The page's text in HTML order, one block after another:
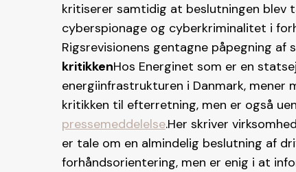
kritiserer samtidig at beslutningen blev
cyberspionage og cyberkriminalitet i
Rigsrevisionens gentagne påpegning af
kritikkenHos Energinet som er en
energiinfrastrukturen i Danmark, mener
kritikken til efterretning, men er også
pressemeddelelse.Her skriver
er tale om en almindelig beslutning af
forhåndsorientering, men er enig i at